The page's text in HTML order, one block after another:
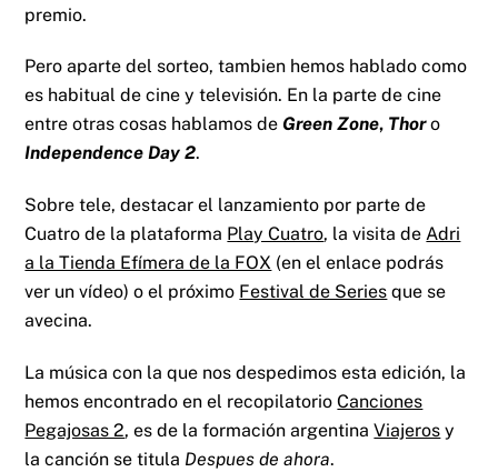
premio.
Pero aparte del sorteo, tambien hemos hablado como
es habitual de cine y televisión. En la parte de cine
entre otras cosas hablamos de Green Zone, Thoro
Independence Day 2.
Sobre tele, destacar el lanzamiento por parte de
Cuatro de la plataforma Play Cuatro, la visita deAdri
a la Tienda Efímera de la FOX (en el enlace podrás
ver un vídeo) o el próximo Festival de Series que se
avecina.
La música con la que nos despedimos esta edición, la
hemos encontrado en el recopilatorioCanciones
Pegajosas 2, es de la formación argentinaViajeros y
la canción se titula Despues de ahora.